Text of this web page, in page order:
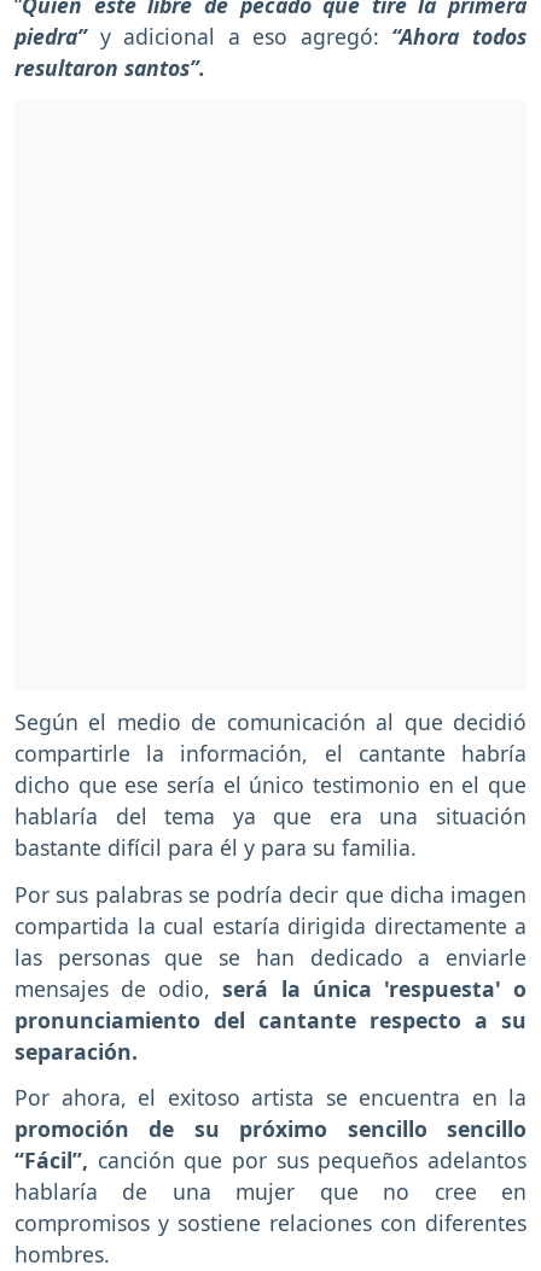
piedra”y adicional a eso agregó: “Ahora todos
resultaron santos”.
Según el medio de comunicación al que decidió
compartirle la información, el cantante habría
dicho que ese sería el único testimonio en el que
hablaría del tema ya que era una situación
bastante difícil para él y para su familia.
Por sus palabras se podría decir que dicha imagen
compartida la cual estaría dirigida directamente a
las personas que se han dedicado a enviarle
mensajes de odio, será la única 'respuesta' o
pronunciamiento del cantante respecto a su
separación.
Por ahora, el exitoso artista se encuentra en la
promoción de su próximo sencillo sencillo
“Fácil”, canción que por sus pequeños adelantos
hablaría de una mujer que no cree en
compromisos y sostiene relaciones con diferentes
hombres.